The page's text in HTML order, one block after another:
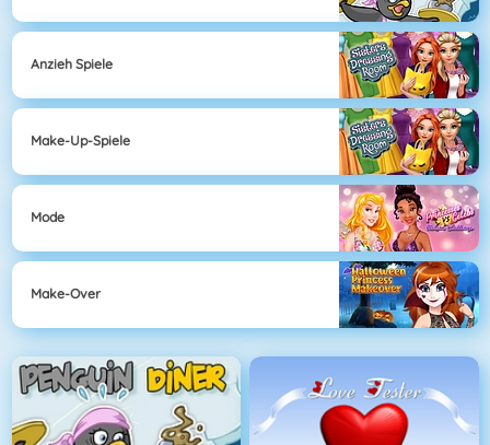
Anzieh Spiele
Make-Up-Spiele
Mode
Make-Over